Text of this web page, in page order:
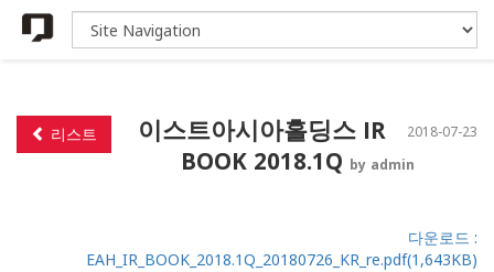
2018-07-23
리스트
이스트아시아홀딩스 IR
BOOK 2018.1Q by admin
다운로드 :
EAH_IR_BOOK_2018.1Q_20180726_KR_re.pdf(1,643KB)